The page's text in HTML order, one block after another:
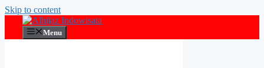
Skip to content
Menu